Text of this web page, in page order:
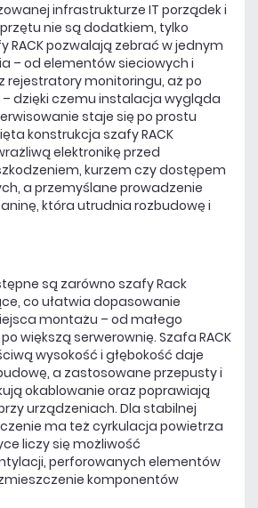
infrastrukturze IT porządek i
nie są dodatkiem, tylko
RACK pozwalają zebrać w jednym
– od elementów sieciowych i
rejestratory monitoringu, aż po
– dzięki czemu instalacja wygląda
staje się po prostu
konstrukcja szafy RACK
elektronikę przed
kurzem czy dostępem
a przemyślane prowadzenie
która utrudnia rozbudowę i
są zarówno szafy Rack
co ułatwia dopasowanie
montażu – od małego
większą serwerownię. Szafa RACK
wysokość i głębokość daje
a zastosowane przepusty i
okablowanie oraz poprawiają
urządzeniach. Dla stabilnej
ma też cyrkulacja powietrza
liczy się możliwość
perforowanych elementów
komponentów